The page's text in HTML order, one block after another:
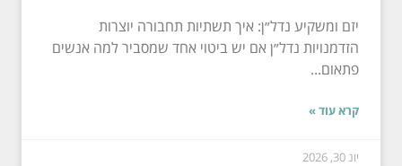
יזם ומשקיע נדל״ן: איך תשתיות תחבורה יוצרות
הזדמנויות נדל״ן אם יש ביטוי אחד שמסביר למה אנשים
פתאום...
קרא עוד »
יונ 30, 2026